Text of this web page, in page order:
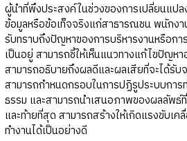
ผู้นำที่พึงประสงค์ในช่วงของการเปลี่ยนแป
ข้อมูลหรือข้อเท็จจริงแก่สาธารณชน พนัก
รับทราบถึงปัญหาของการบริหารงานหรือก
เป็นอยู่ สามารถชี้ให้เห็นแนวทางแก้ไขปัญหา
สามารถอธิบายถึงผลดีและผลเสียที่จะได้รับ
สามารถกำหนดกรอบในการปฏิรูประบบการ
ธรรม และสามารถนำเสนอภาพของผลลัพธ์
และท้ายที่สุด สามารถสร้างให้เกิดแรงขับเค
ทำงานได้เป็นอย่างดี